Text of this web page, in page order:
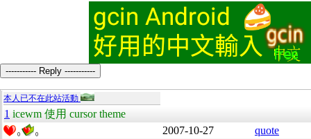
----------- Reply -----------
本人已不在此站活動
1 icewm 使用 cursor theme
0 0 2007-10-27 quote